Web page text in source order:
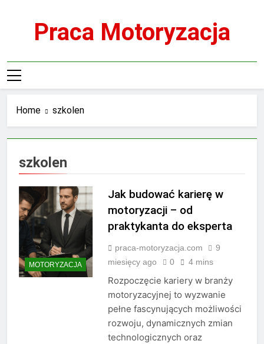
Praca Motoryzacja
Home szkolen
szkolen
MOTORYZACJA
Jak budować karierę w
motoryzacji – od
praktykanta do eksperta
praca-motoryzacja.com
9
miesięcy ago
0 4 mins
Rozpoczęcie kariery w branży
motoryzacyjnej to wyzwanie
pełne fascynujących możliwości
rozwoju, dynamicznych zmian
technologicznych oraz